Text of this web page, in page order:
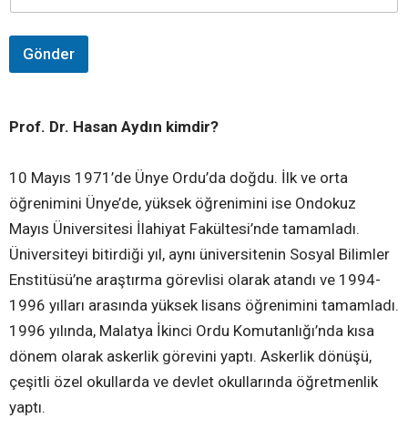
Gönder
Prof. Dr. Hasan Aydın kimdir?
10 Mayıs 1971’de Ünye Ordu’da doğdu. İlk ve orta
öğrenimini Ünye’de, yüksek öğrenimini ise Ondokuz
Mayıs Üniversitesi İlahiyat Fakültesi’nde tamamladı.
Üniversiteyi bitirdiği yıl, aynı üniversitenin Sosyal Bilimler
Enstitüsü’ne araştırma görevlisi olarak atandı ve 1994-
1996 yılları arasında yüksek lisans öğrenimini tamamladı.
1996 yılında, Malatya İkinci Ordu Komutanlığı’nda kısa
dönem olarak askerlik görevini yaptı. Askerlik dönüşü,
çeşitli özel okullarda ve devlet okullarında öğretmenlik
yaptı.